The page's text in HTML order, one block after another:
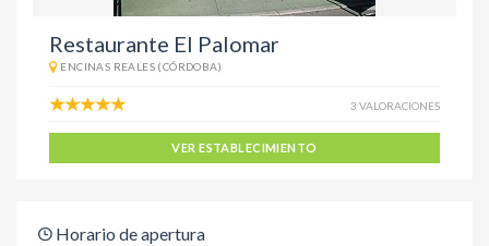
Restaurante El Palomar
ENCINAS REALES (CÓRDOBA)
3 VALORACIONES
VER ESTABLECIMIENTO
Horario de apertura